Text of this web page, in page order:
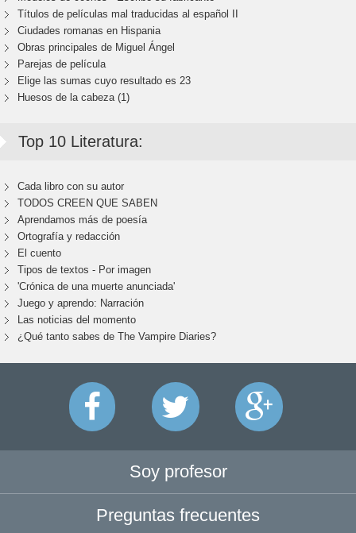
Títulos de películas mal traducidas al español II
Ciudades romanas en Hispania
Obras principales de Miguel Ángel
Parejas de película
Elige las sumas cuyo resultado es 23
Huesos de la cabeza (1)
Top 10 Literatura:
Cada libro con su autor
TODOS CREEN QUE SABEN
Aprendamos más de poesía
Ortografía y redacción
El cuento
Tipos de textos - Por imagen
'Crónica de una muerte anunciada'
Juego y aprendo: Narración
Las noticias del momento
¿Qué tanto sabes de The Vampire Diaries?
Soy profesor
Preguntas frecuentes